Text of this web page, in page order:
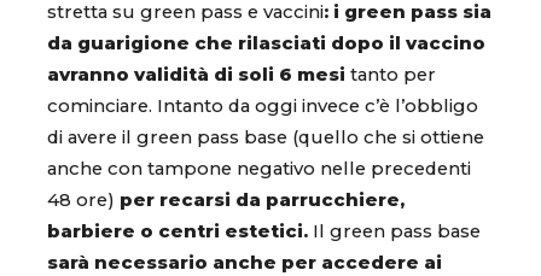
stretta su green pass e vaccini: i green pass sia
da guarigione che rilasciati dopo il vaccino
avranno validità di soli 6 mesi tanto per
cominciare. Intanto da oggi invece c’è l’obbligo
di avere il green pass base (quello che si ottiene
anche con tampone negativo nelle precedenti
48 ore) per recarsi da parrucchiere,
barbiere o centri estetici. Il green pass base
sarà necessario anche per accedere ai